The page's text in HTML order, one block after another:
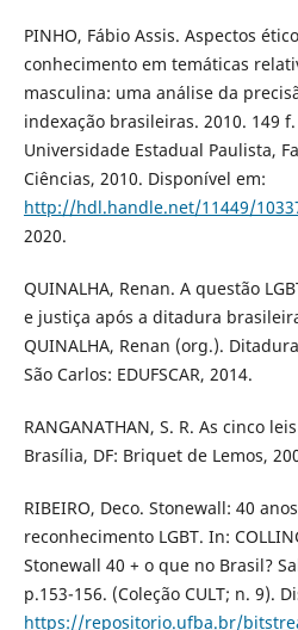
PINHO, Fábio Assis. Aspectos
conhecimento em temáticas
masculina: uma análise da
indexação brasileiras. 2010. 149
Universidade Estadual Paulista,
Ciências, 2010. Disponível em:
http://hdl.handle.net/11449/
2020.
QUINALHA, Renan. A questão
e justiça após a ditadura
QUINALHA, Renan (org.).
São Carlos: EDUFSCAR, 2014.
RANGANATHAN, S. R. As cinco
Brasília, DF: Briquet de Lemos,
RIBEIRO, Deco. Stonewall: 40
reconhecimento LGBT. In:
Stonewall 40 + o que no Brasil?
p.153-156. (Coleção CULT; n. 9).
https://repositorio.ufba.br/